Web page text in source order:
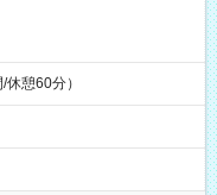
憩60分）